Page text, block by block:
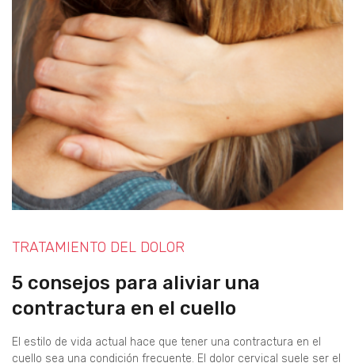
TRATAMIENTO DEL DOLOR
5 consejos para aliviar una
contractura en el cuello
El estilo de vida actual hace que tener una contractura en el
cuello sea una condición frecuente. El dolor cervical suele ser el